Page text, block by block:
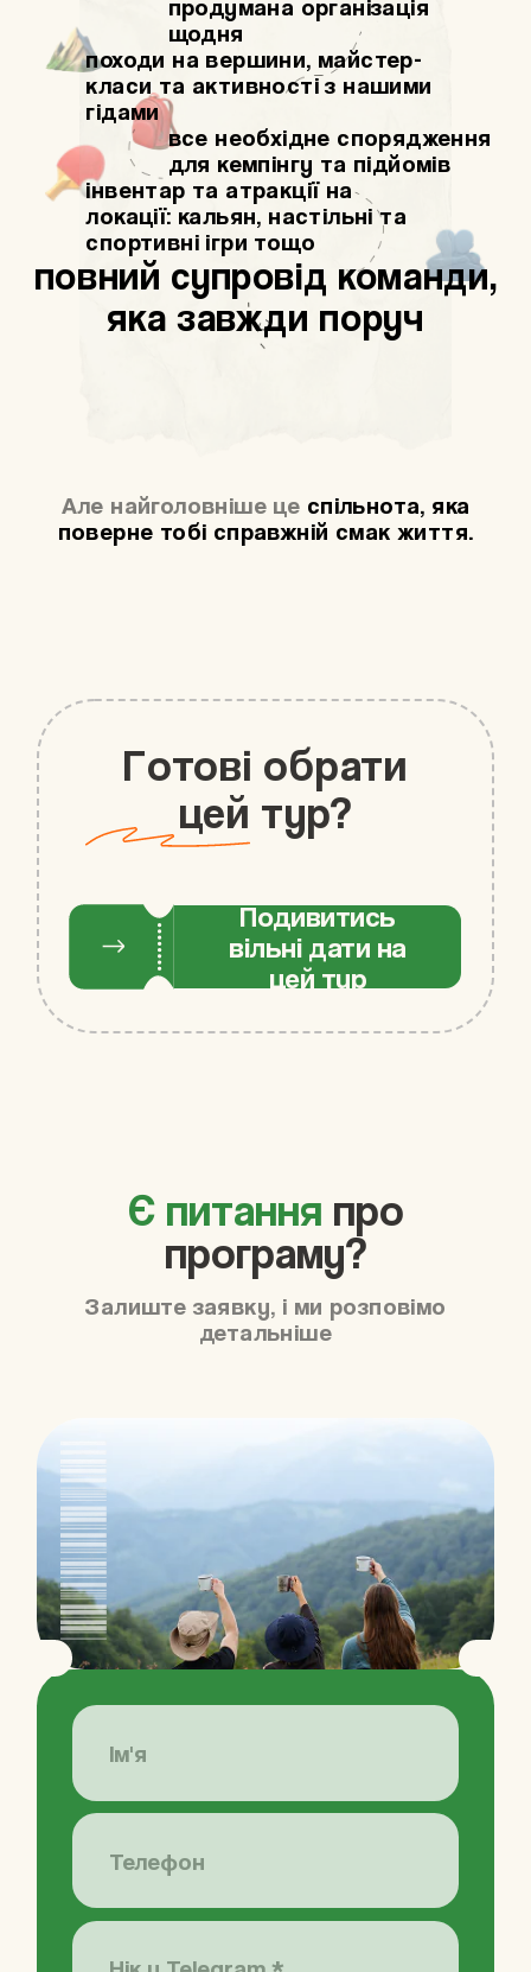
продумана організація
щодня
походи на вершини, майстер-
класи та активності з нашими
гідами
все необхідне спорядження
для кемпінгу та підйомів
інвентар та атракції на
локації: кальян, настільні та
спортивні ігри тощо
повний супровід команди,
яка завжди поруч
Але найголовніше це спільнота, яка
поверне тобі справжній смак життя.
Готові обрати
цей тур?
Подивитись
вільні дати на
цей тур
Є питання про
програму?
Залиште заявку, і ми розповімо
детальніше